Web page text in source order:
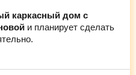
каркасный дом с
и планирует сделать